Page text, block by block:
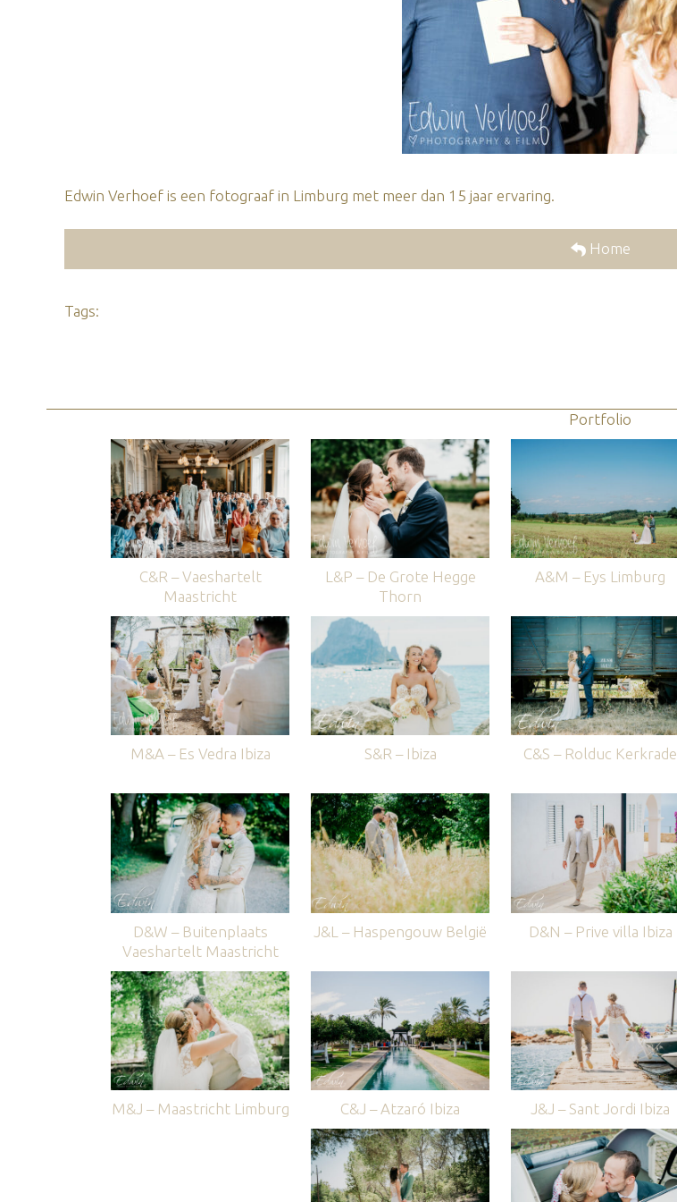
Edwin Verhoef is een fotograaf in Limburg met meer dan 15 jaar ervaring.
Home
Tags:
Portfolio
C&R – Vaeshartelt
Maastricht
L&P – De Grote Hegge
Thorn
A&M – Eys Limburg
M&A – Es Vedra Ibiza S&R – Ibiza C&S – Rolduc Kerkrade
D&W – Buitenplaats
Vaeshartelt Maastricht
J&L – Haspengouw België D&N – Prive villa Ibiza
M&J – Maastricht Limburg C&J – Atzaró Ibiza J&J – Sant Jordi Ibiza